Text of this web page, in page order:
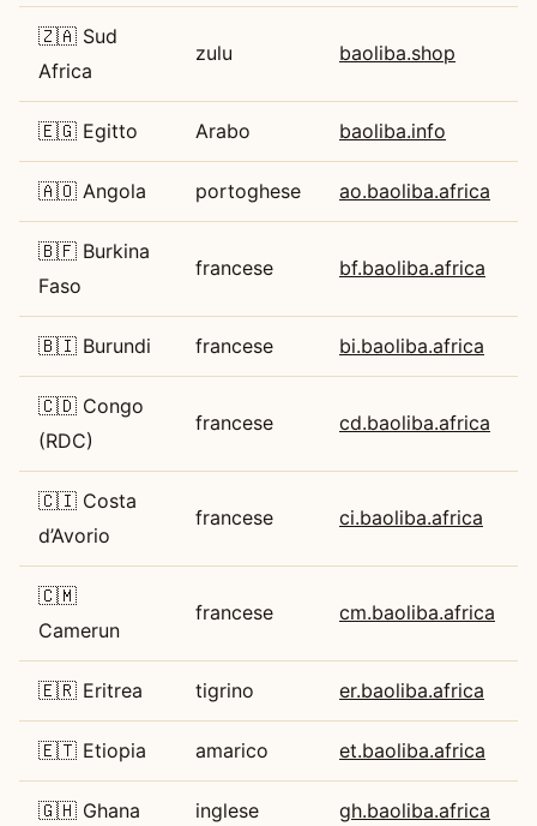
🇿🇦 Sud
Africa
zulu baoliba.shop
🇪🇬 Egitto Arabo baoliba.info
🇦🇴 Angola portoghese ao.baoliba.africa
🇧🇫 Burkina
Faso
francese bf.baoliba.africa
🇧🇮 Burundi francese bi.baoliba.africa
🇨🇩 Congo
(RDC)
francese cd.baoliba.africa
🇨🇮 Costa
d’Avorio
francese ci.baoliba.africa
🇨🇲
Camerun
francese cm.baoliba.africa
🇪🇷 Eritrea tigrino er.baoliba.africa
🇪🇹 Etiopia amarico et.baoliba.africa
🇬🇭 Ghana inglese gh.baoliba.africa